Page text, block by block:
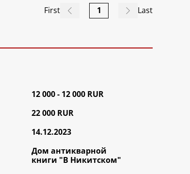
First 1 Last
12 000 - 12 000 RUR
22 000 RUR
14.12.2023
Дом антикварной
книги "В Никитском"